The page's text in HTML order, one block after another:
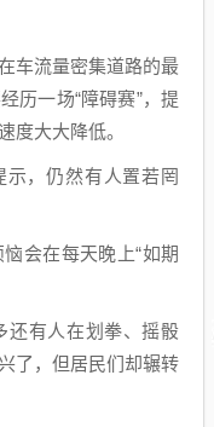
车流量密集道路的最
历一场“障碍赛”，提
度大大降低。
示，仍然有人置若罔
会在每天晚上“如期
还有人在划拳、摇骰
了，但居民们却辗转